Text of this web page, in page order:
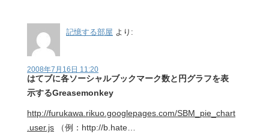
記憶する部屋 より:
2008年7月16日 11:20
はてブに各ソーシャルブックマーク数と円グラフを表
示するGreasemonkey
http://furukawa.rikuo.googlepages.com/SBM_pie_chart
.user.js （例：http://b.hate…